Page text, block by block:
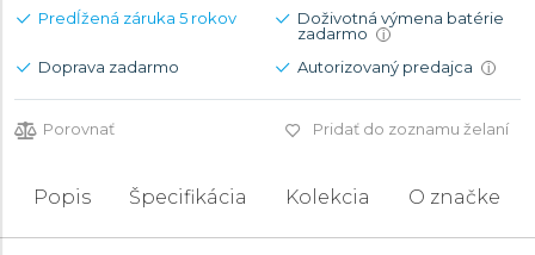
Predĺžená záruka 5 rokov
Doživotná výmena batérie
zadarmo
i
Doprava zadarmo Autorizovaný predajca i
Porovnať Pridať do zoznamu želaní
Popis Špecifikácia Kolekcia O značke